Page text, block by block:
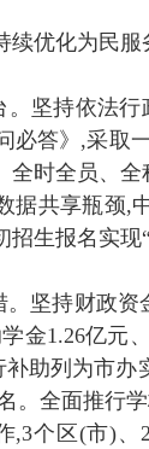
续优化为民服
。坚持依法
必答》,采取
全时全员、
据共享瓶颈,
生报名实现
坚持财政
金1.26亿元
助列为市办
。全面推行
,3个区(市)